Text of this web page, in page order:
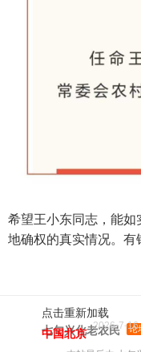
希望王小东同志，能
地确权的真实情况。有
点击重新加载
七旬兴化老农民 论
2026-7-16
中国北京